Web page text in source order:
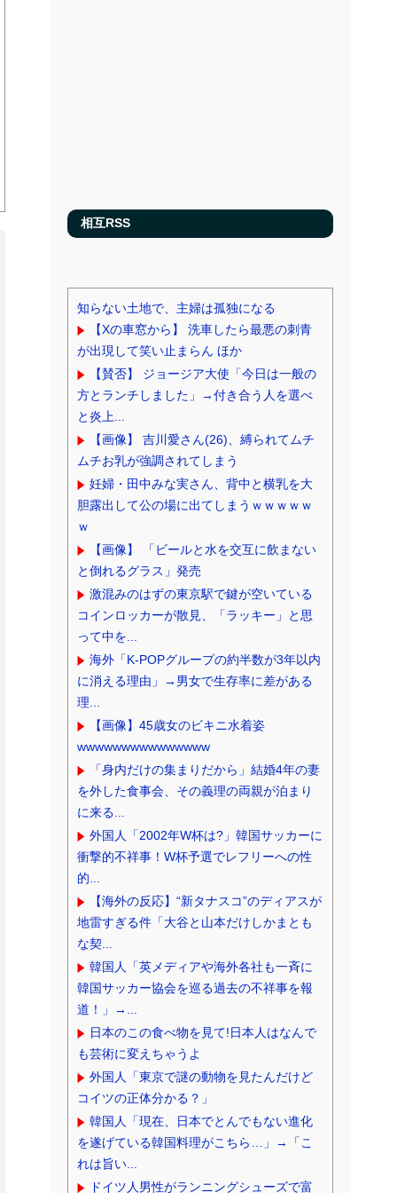
相互RSS
知らない土地で、主婦は孤独になる
【Xの車窓から】 洗車したら最悪の刺青
が出現して笑い止まらん ほか
【賛否】 ジョージア大使「今日は一般の
方とランチしました」→付き合う人を選べ
と炎上...
【画像】 吉川愛さん(26)、縛られてムチ
ムチお乳が強調されてしまう
妊婦・田中みな実さん、背中と横乳を大
胆露出して公の場に出てしまうｗｗｗｗｗ
ｗ
【画像】 「ビールと水を交互に飲まない
と倒れるグラス」発売
激混みのはずの東京駅で鍵が空いている
コインロッカーが散見、「ラッキー」と思
って中を...
海外「K-POPグループの約半数が3年以内
に消える理由」→男女で生存率に差がある
理...
【画像】45歳女のビキニ水着姿
wwwwwwwwwwwwwww
「身内だけの集まりだから」結婚4年の妻
を外した食事会、その義理の両親が泊まり
に来る...
外国人「2002年W杯は?」韓国サッカーに
衝撃的不祥事！W杯予選でレフリーへの性
的...
【海外の反応】“新タナスコ”のディアスが
地雷すぎる件「大谷と山本だけしかまとも
な契...
韓国人「英メディアや海外各社も一斉に
韓国サッカー協会を巡る過去の不祥事を報
道！」→...
日本のこの食べ物を見て!日本人はなんで
も芸術に変えちゃうよ
外国人「東京で謎の動物を見たんだけど
コイツの正体分かる？」
韓国人「現在、日本でとんでもない進化
を遂げている韓国料理がこちら…」→「こ
れは旨い...
ドイツ人男性がランニングシューズで富